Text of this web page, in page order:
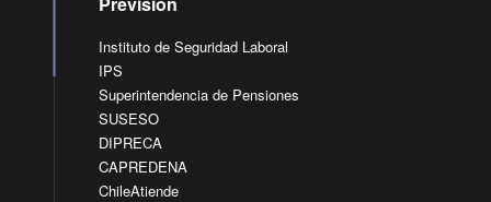
Instituto de Seguridad Laboral
IPS
Superintendencia de Pensiones
SUSESO
DIPRECA
CAPREDENA
ChileAtiende